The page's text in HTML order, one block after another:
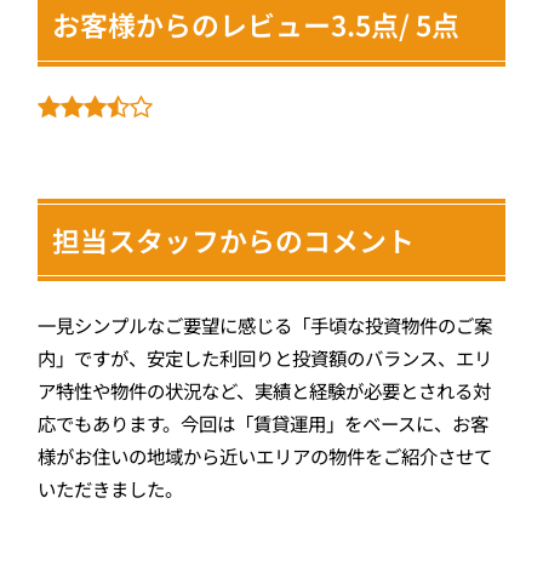
お客様からのレビュー3.5点/ 5点
担当スタッフからのコメント
一見シンプルなご要望に感じる「手頃な投資物件のご案
内」ですが、安定した利回りと投資額のバランス、エリ
ア特性や物件の状況など、実績と経験が必要とされる対
応でもあります。今回は「賃貸運用」をベースに、お客
様がお住いの地域から近いエリアの物件をご紹介させて
いただきました。